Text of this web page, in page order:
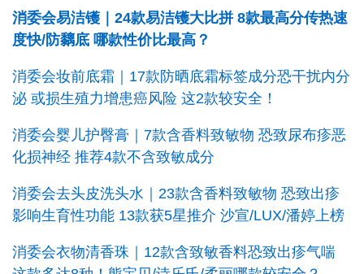
消委会易洁镬｜24款易洁镬大比拼 8款最高分传热速
度快/防黐底 哪款性价比最高？
消委会妆前底霜｜17款防晒底霜标签成分恐干扰内分
泌 或损生殖力增患癌风险 这2款较安全！
消委会婴儿护臀膏｜7款含香料致敏物 恐致尿布疹恶
化损神经 推荐4款不含致敏成分
消委会去头皮洗头水｜23款含香料致敏物 恐致出疹
影响生育性功能 13款获5星推介 沙宣/LUX/潘婷上榜
消委会衣物清香珠｜12款含致敏香料恐致出疹气喘